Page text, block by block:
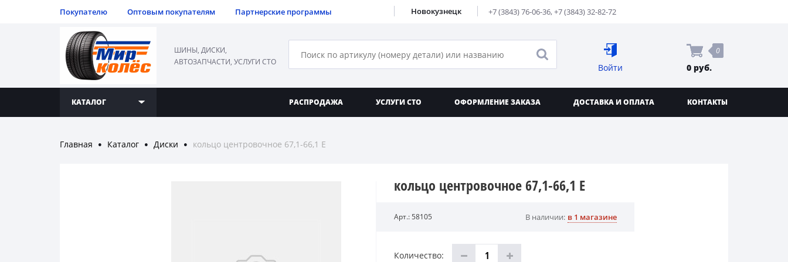
Покупателю Оптовым покупателям Партнерские программы Новокузнецк +7 (3843) 76-06-36,+7 (3843) 32-82-72
ШИНЫ, ДИСКИ,
АВТОЗАПЧАСТИ, УСЛУГИ СТО
Войти
0
0 руб.
КАТАЛОГ РАСПРОДАЖА УСЛУГИ СТО ОФОРМЛЕНИЕ ЗАКАЗА ДОСТАВКА И ОПЛАТА КОНТАКТЫ
Главная ● Каталог ● Диски ● кольцо центровочное 67,1-66,1 E
кольцо центровочное 67,1-66,1 E
Арт.: 58105 В наличии: в 1 магазине
Количество: